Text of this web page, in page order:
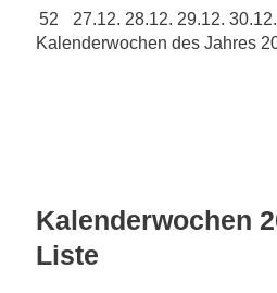
52
27.12. 28.12. 29.12. 30.12.
Kalenderwochen des Jahres
Kalenderwochen
Liste